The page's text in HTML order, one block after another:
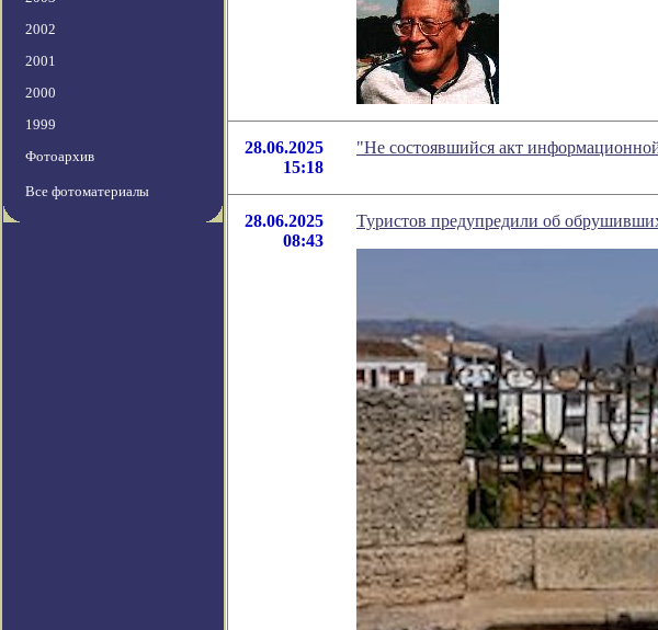
2002
2001
2000
1999
Фотоархив
Все фотоматериалы
28.06.2025
15:18
"Не состоявшийся акт
28.06.2025
08:43
Туристов предупредили об